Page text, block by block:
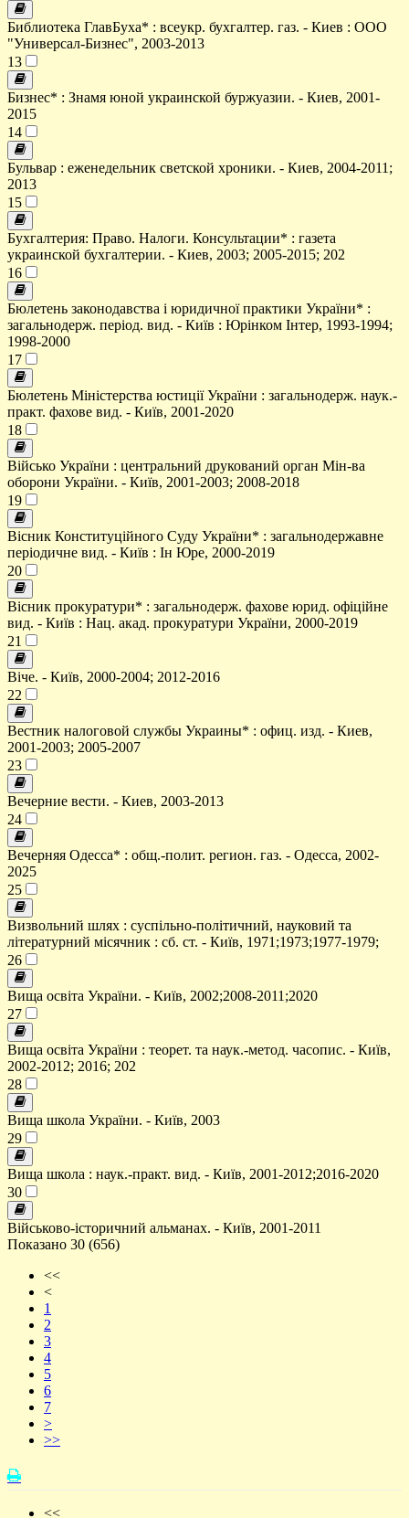
Библиотека ГлавБуха* : всеукр. бухгалтер. газ. - Киев : ООО
"Универсал-Бизнес", 2003-2013
13
Бизнес* : Знамя юной украинской буржуазии. - Киев, 2001-
2015
14
Бульвар : еженедельник светской хроники. - Киев, 2004-2011;
2013
15
Бухгалтерия: Право. Налоги. Консультации* : газета
украинской бухгалтерии. - Киев, 2003; 2005-2015; 202
16
Бюлетень законодавства і юридичної практики України* :
загальнодерж. період. вид. - Київ : Юрінком Інтер, 1993-1994;
1998-2000
17
Бюлетень Міністерства юстиції України : загальнодерж. наук.-
практ. фахове вид. - Київ, 2001-2020
18
Військо України : центральний друкований орган Мін-ва
оборони України. - Київ, 2001-2003; 2008-2018
19
Вісник Конституційного Суду України* : загальнодержавне
періодичне вид. - Київ : Ін Юре, 2000-2019
20
Вісник прокуратури* : загальнодерж. фахове юрид. офіційне
вид. - Київ : Нац. акад. прокуратури України, 2000-2019
21
Віче. - Київ, 2000-2004; 2012-2016
22
Вестник налоговой службы Украины* : офиц. изд. - Киев,
2001-2003; 2005-2007
23
Вечерние вести. - Киев, 2003-2013
24
Вечерняя Одесса* : общ.-полит. регион. газ. - Одесса, 2002-
2025
25
Визвольний шлях : суспільно-політичний, науковий та
літературний місячник : сб. ст. - Київ, 1971;1973;1977-1979;
26
Вища освіта України. - Київ, 2002;2008-2011;2020
27
Вища освіта України : теорет. та наук.-метод. часопис. - Київ,
2002-2012; 2016; 202
28
Вища школа України. - Київ, 2003
29
Вища школа : наук.-практ. вид. - Київ, 2001-2012;2016-2020
30
Військово-історичний альманах. - Київ, 2001-2011
Показано 30 (656)
<<
<
1
2
3
4
5
6
7
>
>>
<<